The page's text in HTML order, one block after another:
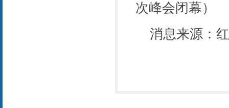
次峰会闭幕）
消息来源：